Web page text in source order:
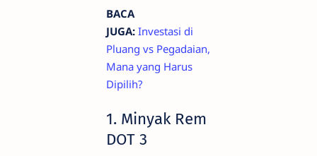
BACA
JUGA: Investasi di
Pluang vs Pegadaian,
Mana yang Harus
Dipilih?
1. Minyak Rem
DOT 3